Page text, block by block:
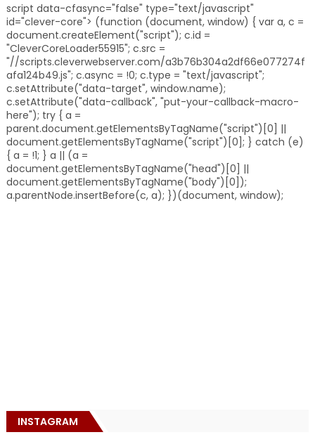
script data-cfasync="false" type="text/javascript"
id="clever-core"> (function (document, window) { var a, c =
document.createElement("script"); c.id =
"CleverCoreLoader55915"; c.src =
"//scripts.cleverwebserver.com/a3b76b304a2df66e077274f
afa124b49.js"; c.async = !0; c.type = "text/javascript";
c.setAttribute("data-target", window.name);
c.setAttribute("data-callback", "put-your-callback-macro-
here"); try { a =
parent.document.getElementsByTagName("script")[0] ||
document.getElementsByTagName("script")[0]; } catch (e)
{ a = !1; } a || (a =
document.getElementsByTagName("head")[0] ||
document.getElementsByTagName("body")[0]);
a.parentNode.insertBefore(c, a); })(document, window);
INSTAGRAM